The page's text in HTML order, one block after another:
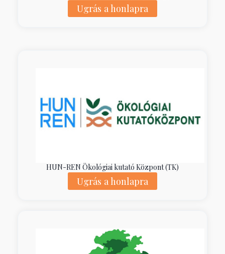
Ugrás a honlapra
HUN-REN Ökológiai kutató Központ (TK)
Ugrás a honlapra